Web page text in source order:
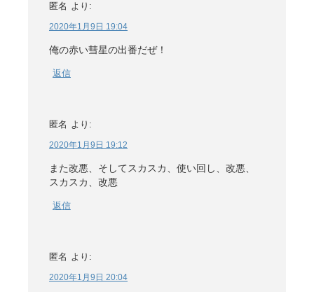
匿名 より:
2020年1月9日 19:04
俺の赤い彗星の出番だぜ！
返信
匿名 より:
2020年1月9日 19:12
また改悪、そしてスカスカ、使い回し、改悪、
スカスカ、改悪
返信
匿名 より:
2020年1月9日 20:04